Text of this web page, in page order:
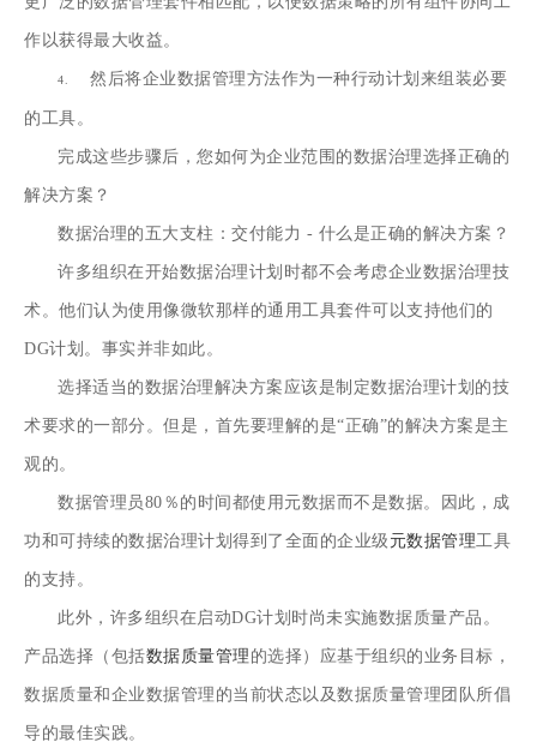
作以获得最大收益。
4. 然后将企业数据管理方法作为一种行动计划来组装必要
的工具。
完成这些步骤后，您如何为企业范围的数据治理选择正确的
解决方案？
数据治理的五大支柱：交付能力 - 什么是正确的解决方案？
许多组织在开始数据治理计划时都不会考虑企业数据治理技
术。他们认为使用像微软那样的通用工具套件可以支持他们的
DG计划。事实并非如此。
选择适当的数据治理解决方案应该是制定数据治理计划的技
术要求的一部分。但是，首先要理解的是“正确”的解决方案是主
观的。
数据管理员80％的时间都使用元数据而不是数据。因此，成
功和可持续的数据治理计划得到了全面的企业级 元数据管理工具
的支持。
此外，许多组织在启动DG计划时尚未实施数据质量产品。
产品选择（包括数据质量管理 的选择）应基于组织的业务目标，
数据质量和企业数据管理的当前状态以及数据质量管理团队所倡
导的最佳实践。